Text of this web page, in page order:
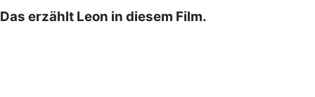
Das erzählt Leon in diesem Film.